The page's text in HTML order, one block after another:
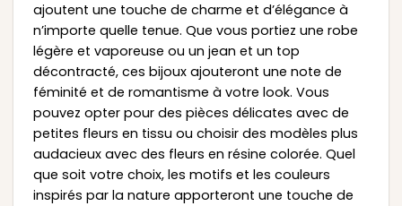
ajoutent une touche de charme et d’élégance à
n’importe quelle tenue. Que vous portiez une robe
légère et vaporeuse ou un jean et un top
décontracté, ces bijoux ajouteront une note de
féminité et de romantisme à votre look. Vous
pouvez opter pour des pièces délicates avec de
petites fleurs en tissu ou choisir des modèles plus
audacieux avec des fleurs en résine colorée. Quel
que soit votre choix, les motifs et les couleurs
inspirés par la nature apporteront une touche de